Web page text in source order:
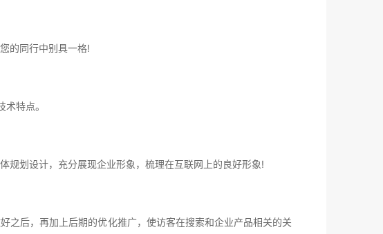
的同行中别具一格!
特点。
划设计，充分展现企业形象，梳理在互联网上的良好形象!
后，再加上后期的优化推广，使访客在搜索和企业产品相关的关